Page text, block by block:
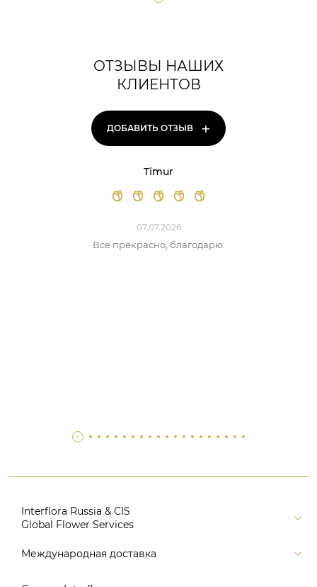
ОТЗЫВЫ НАШИХ
КЛИЕНТОВ
ДОБАВИТЬ ОТЗЫВ +
Timur
07.07.2026
Все прекрасно, благодарю.
Interflora Russia & CIS
Global Flower Services
Версия для печати
Международная доставка